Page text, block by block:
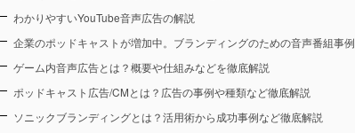
わかりやすいYouTube音声広告の解説
企業のポッドキャストが増加中。ブランディングのための音声番組事例
ゲーム内音声広告とは？概要や仕組みなどを徹底解説
ポッドキャスト広告/CMとは？広告の事例や種類など徹底解説
ソニックブランディングとは？活用術から成功事例など徹底解説